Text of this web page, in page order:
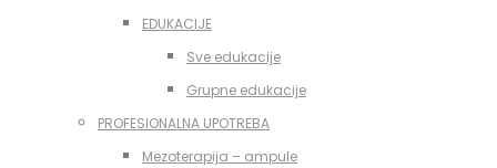
EDUKACIJE
Sve edukacije
Grupne edukacije
PROFESIONALNA UPOTREBA
Mezoterapija – ampule